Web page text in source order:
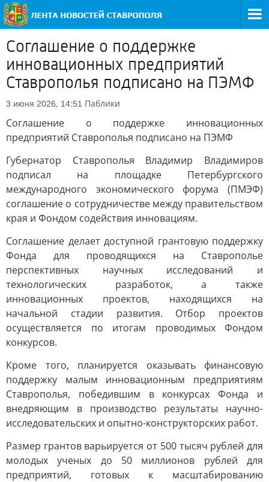
Соглашение о поддержке
инновационных предприятий
Ставрополья подписано на ПЭМФ
3 июня 2026, 14:51 Паблики
Соглашение о поддержке инновационных
предприятий Ставрополья подписано на ПЭМФ
Губернатор Ставрополья Владимир Владимиров
подписал на площадке Петербургского
международного экономического форума (ПМЭФ)
соглашение о сотрудничестве между правительством
края и Фондом содействия инновациям.
Соглашение делает доступной грантовую поддержку
Фонда для проводящихся на Ставрополье
перспективных научных исследований и
технологических разработок, а также
инновационных проектов, находящихся на
начальной стадии развития. Отбор проектов
осуществляется по итогам проводимых Фондом
конкурсов.
Кроме того, планируется оказывать финансовую
поддержку малым инновационным предприятиям
Ставрополья, победившим в конкурсах Фонда и
внедряющим в производство результаты научно-
исследовательских и опытно-конструкторских работ.
Размер грантов варьируется от 500 тысяч рублей для
молодых ученых до 50 миллионов рублей для
предприятий, готовых к масштабированию